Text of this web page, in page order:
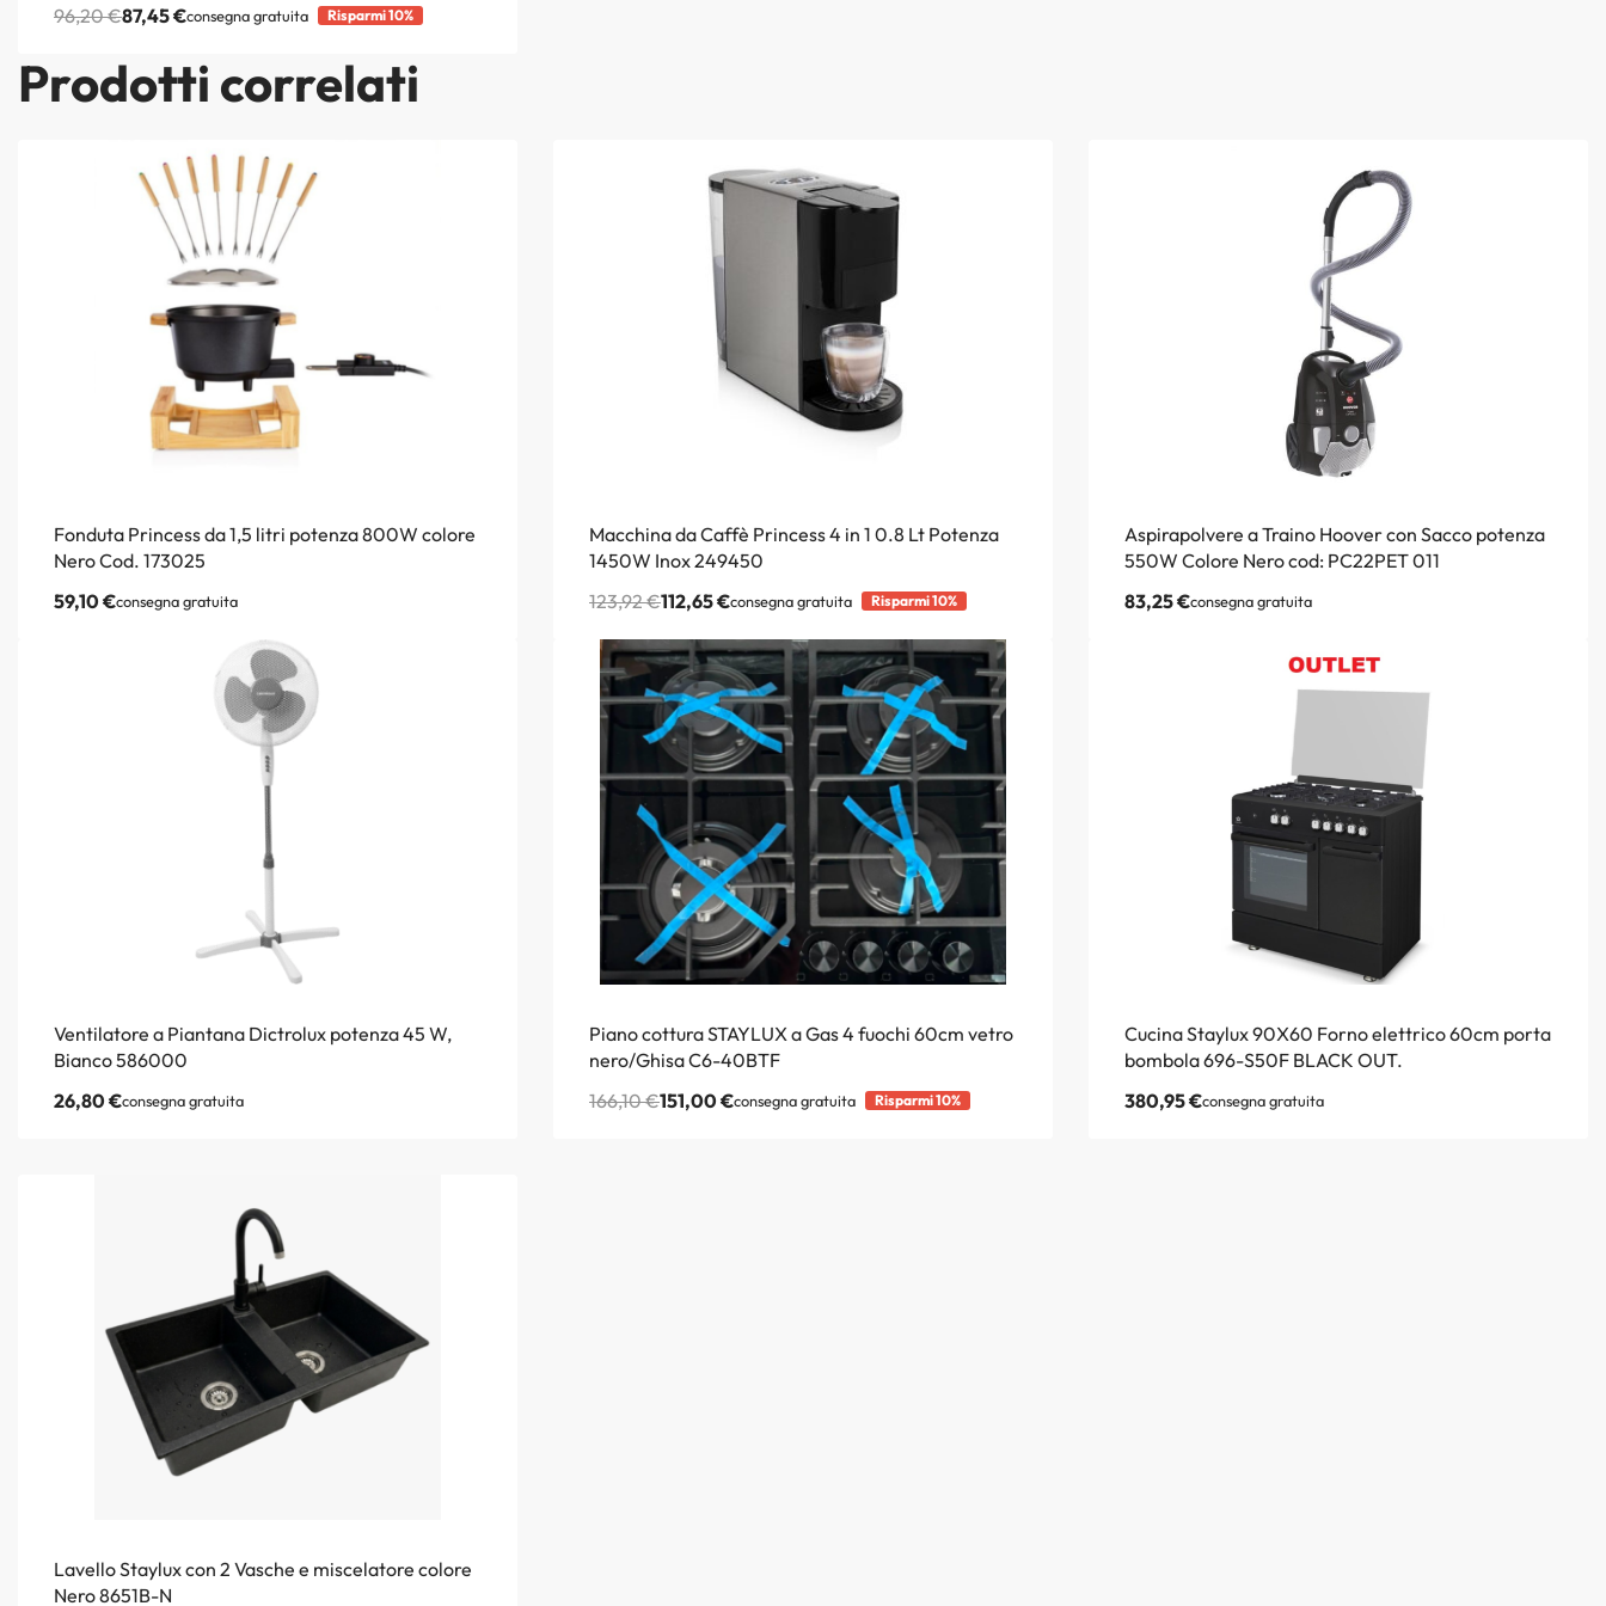
96,20€87,45€consegna gratuita Risparmi 10%
Prodotti correlati
Fonduta Princess da 1,5 litri potenza 800W colore
Nero Cod. 173025
59,10€consegna gratuita
Macchina da Caffè Princess 4 in 1 0.8 Lt Potenza
1450W Inox 249450
123,92€112,65€consegna gratuita Risparmi 10%
Aspirapolvere a Traino Hoover con Sacco potenza
550W Colore Nero cod: PC22PET 011
83,25€consegna gratuita
Ventilatore a Piantana Dictrolux potenza 45 W,
Bianco 586000
26,80€consegna gratuita
Piano cottura STAYLUX a Gas 4 fuochi 60cm vetro
nero/Ghisa C6-40BTF
166,10€151,00€consegna gratuita Risparmi 10%
Cucina Staylux 90X60 Forno elettrico 60cm porta
bombola 696-S50F BLACK OUT.
380,95€consegna gratuita
Lavello Staylux con 2 Vasche e miscelatore colore
Nero 8651B-N